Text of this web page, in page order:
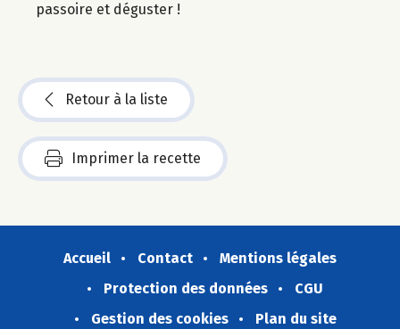
passoire et déguster !
Retour à la liste
Imprimer la recette
Accueil Contact
Mentions légales
Protection des données
CGU
Gestion des cookies
Plan du site